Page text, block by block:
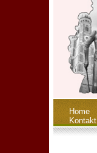
Home
Kontakt